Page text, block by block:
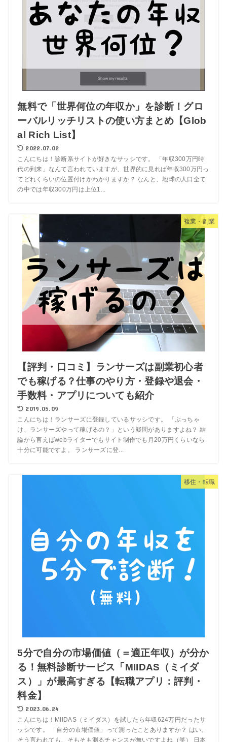
無料で「世界何位の年収か」を診断！グロ
ーバルリッチリストの使い方まとめ【Glob
al Rich List】
2022.07.02
こんにちは！診断系サイトが好きなサッシです。 「年収300万円時
代の到来」なんて言われていますが、世界的に見れば年収300万円っ
てどれくらいの位置付けかわかりますか？ なんと、地球の人口全て
の中では年収300万円は上位1...
複業・副業
【評判・口コミ】ランサーズは副業初心者
でも稼げる？仕事のやり方・登録や退会・
手数料・アプリについても紹介
2019.05.09
こんにちは！ランサーズに登録しているサッシです。 「ぶっちゃ
け、ランサーズやって稼げるの？」という疑問がありますよね？ 結
論から言えばwebライターでもサイト制作でも月20万円くらいなら
十分に可能ですよ。 ランサーズに登...
移住・転職
5分で自分の市場価値（＝適正年収）が分か
る！無料診断サービス「MIIDAS（ミイダ
ス）」が最高すぎる【転職アプリ：評判・
料金】
2023.06.24
こんにちは！MIIDAS（ミイダス）を試したら年収624万円だったサ
ッシです。 「自分の市場価値」って測ったことありますか？ はい。
そう言われても、そもそも測るチャンスが無いですよね（笑） 日本